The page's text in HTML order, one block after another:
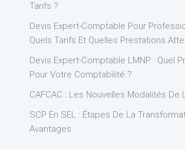
Tarifs ?
Devis Expert-Comptable Pour
Quels Tarifs Et Quelles Prestations
Devis Expert-Comptable LMNP : Quel
Pour Votre Comptabilité ?
CAFCAC : Les Nouvelles Modalités De
SCP En SEL : Étapes De La
Avantages